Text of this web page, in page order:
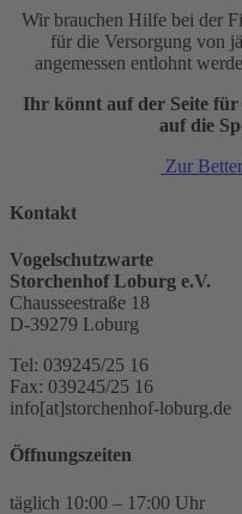
Wir brauchen Hilfe bei der
für die Versorgung von
angemessen entlohnt
Ihr könnt auf der Seite für
auf die
Zur
Kontakt
Vogelschutzwarte
Storchenhof Loburg e.V.
Chausseestraße 18
D-39279 Loburg
Tel: 039245/25 16
Fax: 039245/25 16
info[at]storchenhof-loburg.de
Öffnungszeiten
täglich 10:00 – 17:00 Uhr